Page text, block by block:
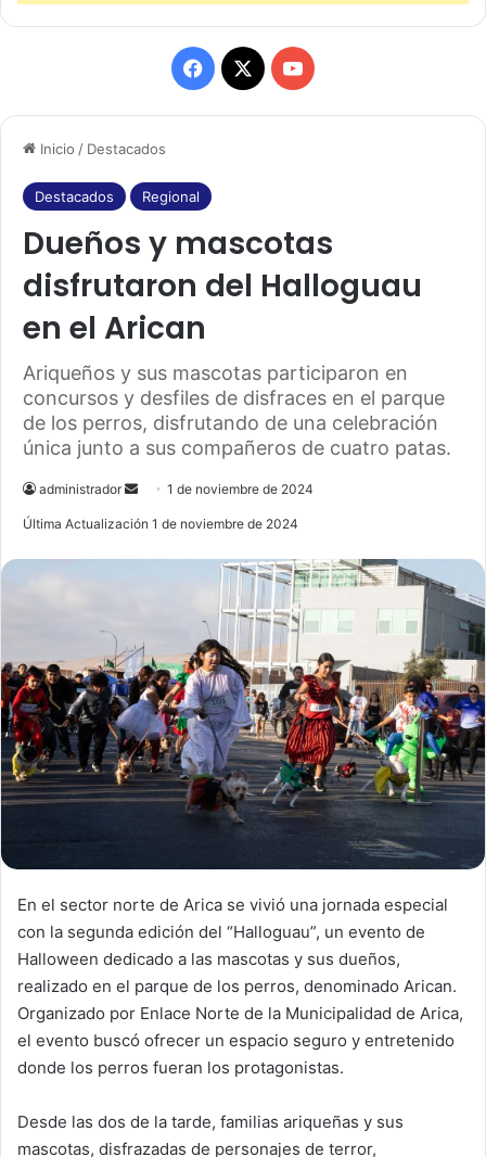
Inicio / Destacados
Destacados Regional
Dueños y mascotas
disfrutaron del Halloguau
en el Arican
Ariqueños y sus mascotas participaron en
concursos y desfiles de disfraces en el parque
de los perros, disfrutando de una celebración
única junto a sus compañeros de cuatro patas.
administrador
e
e
m
a
l
1 de noviembre de 2024
Última Actualización 1 de noviembre de 2024
En el sector norte de Arica se vivió una jornada especial
con la segunda edición del “Halloguau”, un evento de
Halloween dedicado a las mascotas y sus dueños,
realizado en el parque de los perros, denominado Arican.
Organizado por Enlace Norte de la Municipalidad de Arica,
el evento buscó ofrecer un espacio seguro y entretenido
donde los perros fueran los protagonistas.
Desde las dos de la tarde, familias ariqueñas y sus
mascotas, disfrazadas de personajes de terror,
F
a
e
b
o
o
k
X
Y
o
u